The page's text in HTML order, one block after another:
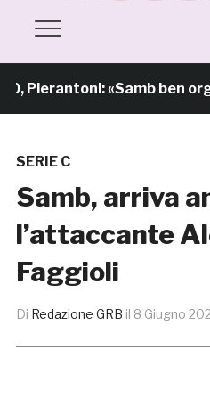
«Samb ben
SERIE C
Samb, arriva
l’attaccante
Faggioli
Di Redazione GRB il 8 Giugno